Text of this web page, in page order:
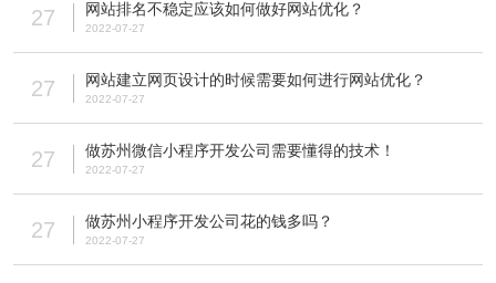
27 网站排名不稳定应该如何做好网站优化？
2022-07-27
27 网站建立网页设计的时候需要如何进行网站优化？
2022-07-27
27 做苏州微信小程序开发公司需要懂得的技术！
2022-07-27
27 做苏州小程序开发公司花的钱多吗？
2022-07-27